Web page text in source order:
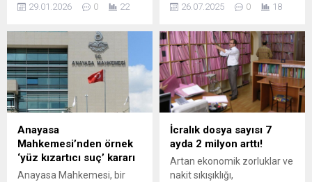
düşük olduğu 4 şehir belli
29.01.2026 0 22
satarak 851,8 milyon dolar
kuru üzümde
gerçekleşirken, Avrupa
Birliği ülkeleri pazarın lideri
oldu.
26.07.2025 0 18
Anayasa
Mahkemesi’nden örnek
‘yüz kızartıcı suç’ kararı
Anayasa Mahkemesi, bir
İcralık dosya sayısı 7
ayda 2 milyon arttı!
Artan ekonomik zorluklar ve
nakit sıkışıklığı,